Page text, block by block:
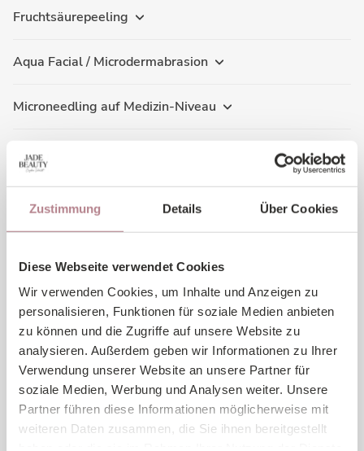
Zustimmung Details Über Cookies
Diese Webseite verwendet Cookies
Wir verwenden Cookies, um Inhalte und Anzeigen zu
personalisieren, Funktionen für soziale Medien anbieten
zu können und die Zugriffe auf unsere Website zu
analysieren. Außerdem geben wir Informationen zu Ihrer
Verwendung unserer Website an unsere Partner für
soziale Medien, Werbung und Analysen weiter. Unsere
Partner führen diese Informationen möglicherweise mit
weiteren Daten zusammen, die Sie ihnen bereitgestellt
Fruchtsäurepeeling
Aqua Facial / Microdermabrasion
Microneedling auf Medizin-Niveau
Akne Therapie
Laser-Haarentfernung - Oberkörper
Laser-Haarentfernung - Intimbereich (NUR FRAUEN)
Lasermedizin Haarentfernung - Beine
Augenbrauen & Wimpernstyling